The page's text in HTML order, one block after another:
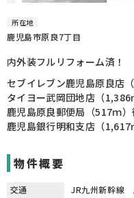
所在地
鹿児島市原良7丁目
内外装フルリフォーム済！
セブイレブン鹿児島原良店
タイヨー武岡団地店（
鹿児島原良郵便局（517ｍ
鹿児島銀行明和支店（1,617
物件概要
交通
JR九州新幹線